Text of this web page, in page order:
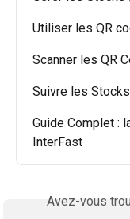
Utiliser les QR
Scanner les QR
Suivre les
Guide Complet :
InterFast
Avez-vous